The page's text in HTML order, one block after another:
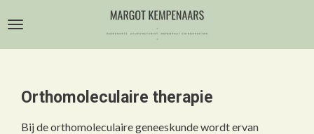
direct
naar
Orthomoleculaire therapie
Bij de orthomoleculaire geneeskunde wordt ervan